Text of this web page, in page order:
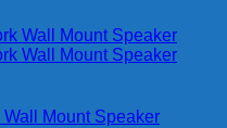
Mount Speaker